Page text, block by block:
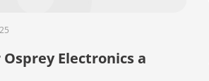
Electronics a